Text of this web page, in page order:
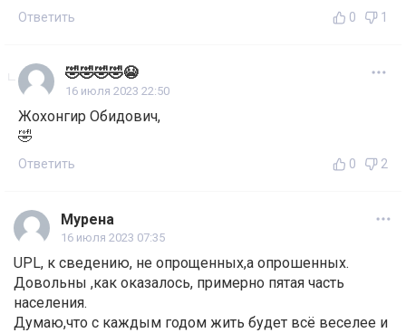
Ответить 0 1
🤣🤣🤣🤣😭
16 июля 2023 22:50
Жохонгир Обидович,
🤣
Ответить 0 2
Мурена
16 июля 2023 07:35
UPL, к сведению, не опрощенных,а опрошенных.
Довольны ,как оказалось, примерно пятая часть
населения.
Думаю,что с каждым годом жить будет всё веселее и